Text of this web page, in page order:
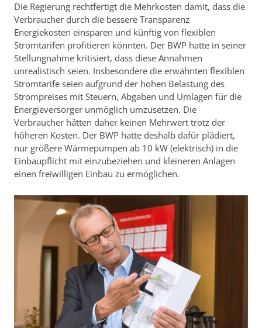
Die Regierung rechtfertigt die Mehrkosten damit, dass die
Verbraucher durch die bessere Transparenz
Energiekosten einsparen und künftig von flexiblen
Stromtarifen profitieren könnten. Der BWP hatte in seiner
Stellungnahme kritisiert, dass diese Annahmen
unrealistisch seien. Insbesondere die erwähnten flexiblen
Stromtarife seien aufgrund der hohen Belastung des
Strompreises mit Steuern, Abgaben und Umlagen für die
Energieversorger unmöglich umzusetzen. Die
Verbraucher hätten daher keinen Mehrwert trotz der
höheren Kosten. Der BWP hatte deshalb dafür plädiert,
nur größere Wärmepumpen ab 10 kW (elektrisch) in die
Einbaupflicht mit einzubeziehen und kleineren Anlagen
einen freiwilligen Einbau zu ermöglichen.